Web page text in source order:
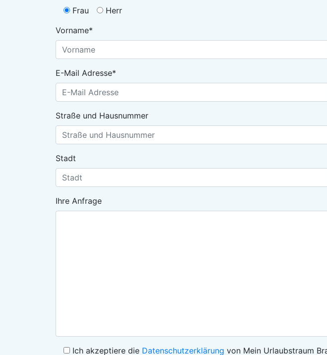
Frau
Herr
Vorname*
E-Mail Adresse*
Straße und Hausnummer
Stadt
Ihre Anfrage
Ich akzeptiere die Datenschutzerklärung von Mein Urlaubstraum